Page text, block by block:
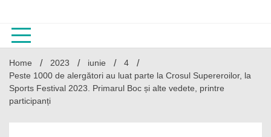
content
Home 2023 iunie
4
Peste 1000 de alergători au luat parte la Crosul Supereroilor, la
Sports Festival 2023. Primarul Boc și alte vedete, printre
participanți